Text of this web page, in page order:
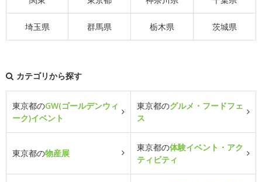
埼玉県 群馬県 栃木県 茨城県
カテゴリから探す
東京都のGW(ゴールデンウィ
ーク)イベント
東京都のグルメ・フードフェ
ス
東京都の物産展
東京都の体験イベント・アク
ティビティ